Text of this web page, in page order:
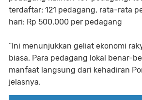
terdaftar: 121 pedagang, rata-rata
hari: Rp 500.000 per pedagang
“Ini menunjukkan geliat ekonomi
biasa. Para pedagang lokal benar-
manfaat langsung dari kehadiran
jelasnya.